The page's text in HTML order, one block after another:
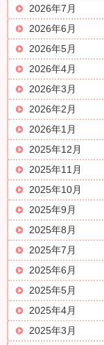
2026年7月
2026年6月
2026年5月
2026年4月
2026年3月
2026年2月
2026年1月
2025年12月
2025年11月
2025年10月
2025年9月
2025年8月
2025年7月
2025年6月
2025年5月
2025年4月
2025年3月